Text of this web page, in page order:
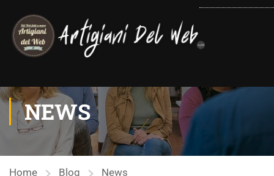
NEWS
Home Blog News